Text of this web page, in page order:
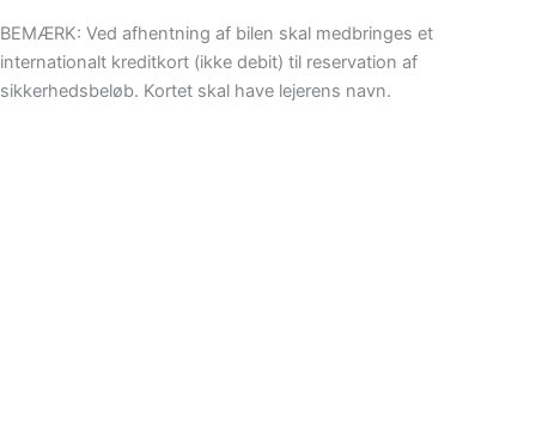
BEMÆRK: Ved afhentning af bilen skal medbringes et
internationalt kreditkort (ikke debit) til reservation af
sikkerhedsbeløb. Kortet skal have lejerens navn.